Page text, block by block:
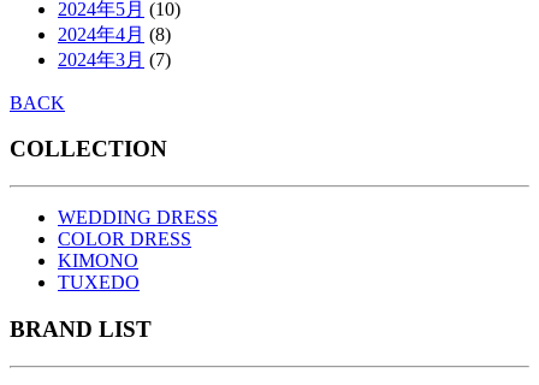
2024年5月 (10)
2024年4月 (8)
2024年3月 (7)
BACK
COLLECTION
WEDDING DRESS
COLOR DRESS
KIMONO
TUXEDO
BRAND LIST